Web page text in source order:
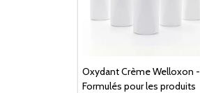
Oxydant Crème Welloxon -
Formulés pour les produits